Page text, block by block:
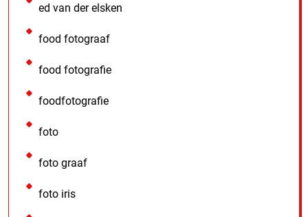
ed van der elsken
food fotograaf
food fotografie
foodfotografie
foto
foto graaf
foto iris